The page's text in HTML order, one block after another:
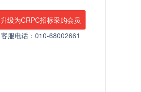
升级为CRPC招标采购会员
客服电话：010-68002661